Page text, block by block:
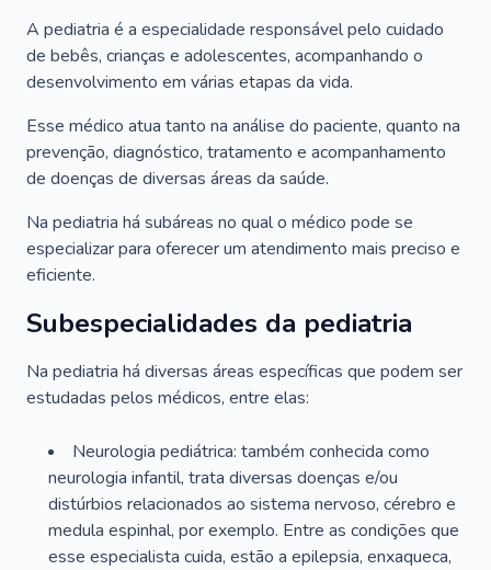
A pediatria é a especialidade responsável pelo cuidado
de bebês, crianças e adolescentes, acompanhando o
desenvolvimento em várias etapas da vida.
Esse médico atua tanto na análise do paciente, quanto na
prevenção, diagnóstico, tratamento e acompanhamento
de doenças de diversas áreas da saúde.
Na pediatria há subáreas no qual o médico pode se
especializar para oferecer um atendimento mais preciso e
eficiente.
Subespecialidades da pediatria
Na pediatria há diversas áreas específicas que podem ser
estudadas pelos médicos, entre elas:
Neurologia pediátrica: também conhecida como
neurologia infantil, trata diversas doenças e/ou
distúrbios relacionados ao sistema nervoso, cérebro e
medula espinhal, por exemplo. Entre as condições que
esse especialista cuida, estão a epilepsia, enxaqueca,